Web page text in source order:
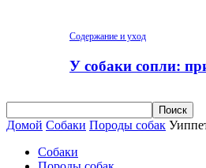
Содержание и уход
У собаки сопли:
Домой Собаки Породы собак
Собаки